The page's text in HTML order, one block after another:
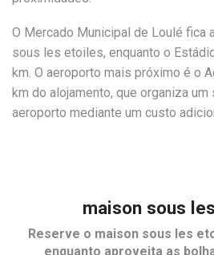
O Mercado Municipal de Loulé fica
sous les etoiles, enquanto o
km. O aeroporto mais próximo é o
km do alojamento, que organiza
aeroporto mediante um custo
maison sous
Reserve o maison sous les
enquanto aproveita as